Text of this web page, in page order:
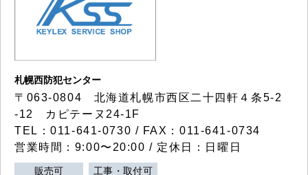
札幌西防犯センター
〒063-0804 北海道札幌市西区二十四軒４条5-2
-12 カピテーヌ24-1F
TEL：011-641-0730 / FAX：011-641-0734
営業時間：9:00〜20:00 / 定休日：日曜日
販売可 工事・取付可